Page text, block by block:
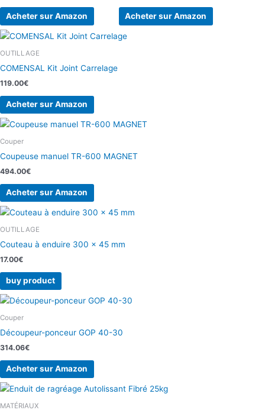
Acheter sur Amazon Acheter sur Amazon
OUTILLAGE
COMENSAL Kit Joint Carrelage
119.00€
Acheter sur Amazon
Couper
Coupeuse manuel TR-600 MAGNET
494.00€
Acheter sur Amazon
OUTILLAGE
Couteau à enduire 300 x 45 mm
17.00€
buy product
Couper
Découpeur-ponceur GOP 40-30
314.06€
Acheter sur Amazon
MATÉRIAUX